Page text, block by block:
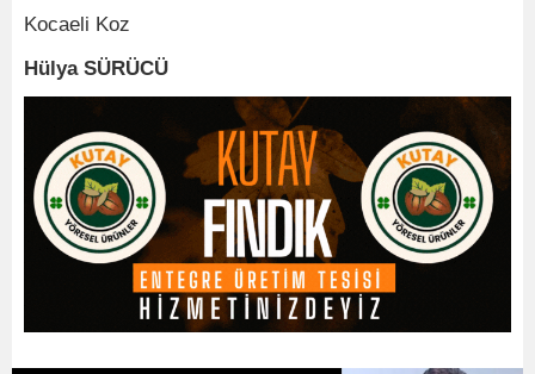
Kocaeli Koz
Hülya SÜRÜCÜ